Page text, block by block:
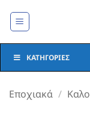
στο
ΚΑΤΗΓΟΡΊΕΣ
Εποχιακά /